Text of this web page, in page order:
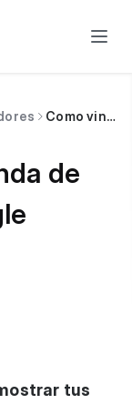
Como vincular tu tienda de Palbin.com con Google Merchant Center
de
tus